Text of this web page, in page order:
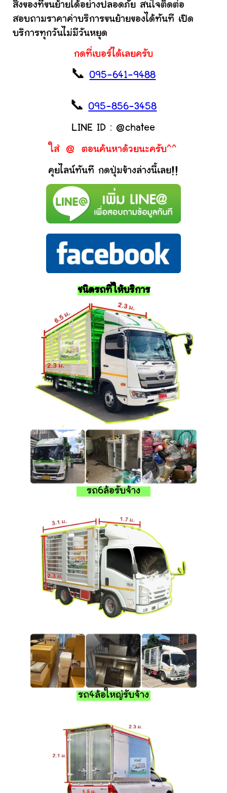
สิ่งของที่ขนย้ายได้อย่างปลอดภัย สนใจติดต่อ
สอบถามราคาค่าบริการขนย้ายของได้ทันที เปิด
บริการทุกวันไม่มีวันหยุด
กดที่เบอร์ได้เลยครับ
📞095-641-9488
📞095-856-3458
LINE ID : @chatee
ใส่ @ ตอนค้นหาด้วยนะครับ^^
คุยไลน์ทันที กดปุ่มข้างล่างนี้เลย!!
ชนิดรถที่ให้บริการ
รถ6ล้อรับจ้าง
รถ4ล้อใหญ่รับจ้าง